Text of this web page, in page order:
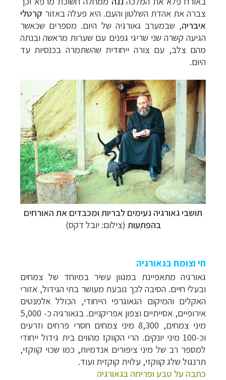
צברה את אהדת השלטון והעם. היא פעלה באזור קרטלי
איבריה, שבמערב גאורגיה של היום. מספרים שכאשר
הגיעה קשרה שני שריגי גפנים עם שערות מראשה ובנתה
מהם צלב, עם צורה ייחודית שהשתמרה בכנסיות עד
היום.
תושבי גאורגיה נעימים לבריות ומכבדים את האורחים
בהפתעות (צילום: יובל דקס)
חי וצומח בגאורגיה
גאורגיה מתאפיינת במגוון עשיר במיוחד של צמחים
ובעלי חיים. הסיבה לכך נובעת מעושר בתי הגידול, אזורי
האקלים והמיקום הגאוגרפי הייחודי, הכולל אלמנטים
אירופיים, אסייתיים וצפון אפריקניים.
בגאורגיה כ- 5,000
מיני צמחים, 8,300 מיני צמחים חסרי פרחים וזרעים
וכ-100 מיני יונקים. הרי הקווקז מהווים בית גידול ייחודי
למספר רב של מיני ציפורים אנדמיות, כמו שכוי קווקזי,
תרנגול שלג קווקזי, עלוית קוקזית ועוד.
כתבה על טבע ופריחה בגאורגיה